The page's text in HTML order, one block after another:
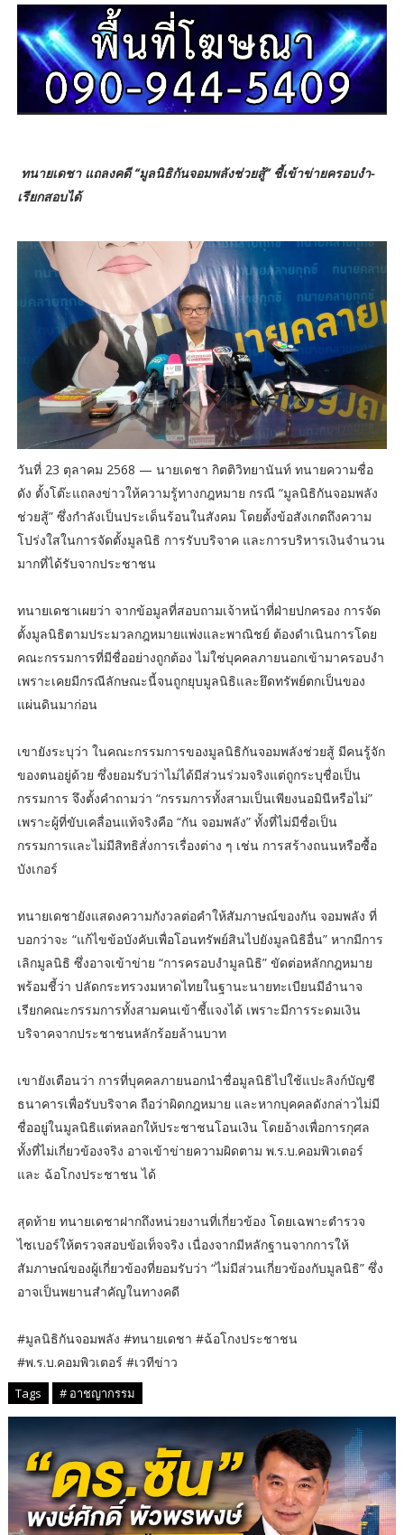
ทนายเดชา แถลงคดี “มูลนิธิกันจอมพลังช่วยสู้” ชี้เข้าข่ายครอบงำ-
เรียกสอบได้
วันที่ 23 ตุลาคม 2568 — นายเดชา กิตติวิทยานันท์ ทนายความชื่อ
ดัง ตั้งโต๊ะแถลงข่าวให้ความรู้ทางกฎหมาย กรณี “มูลนิธิกันจอมพลัง
ช่วยสู้” ซึ่งกำลังเป็นประเด็นร้อนในสังคม โดยตั้งข้อสังเกตถึงความ
โปร่งใสในการจัดตั้งมูลนิธิ การรับบริจาค และการบริหารเงินจำนวน
มากที่ได้รับจากประชาชน
ทนายเดชาเผยว่า จากข้อมูลที่สอบถามเจ้าหน้าที่ฝ่ายปกครอง การจัด
ตั้งมูลนิธิตามประมวลกฎหมายแพ่งและพาณิชย์ ต้องดำเนินการโดย
คณะกรรมการที่มีชื่ออย่างถูกต้อง ไม่ใช่บุคคลภายนอกเข้ามาครอบงำ
เพราะเคยมีกรณีลักษณะนี้จนถูกยุบมูลนิธิและยึดทรัพย์ตกเป็นของ
แผ่นดินมาก่อน
เขายังระบุว่า ในคณะกรรมการของมูลนิธิกันจอมพลังช่วยสู้ มีคนรู้จัก
ของตนอยู่ด้วย ซึ่งยอมรับว่าไม่ได้มีส่วนร่วมจริงแต่ถูกระบุชื่อเป็น
กรรมการ จึงตั้งคำถามว่า “กรรมการทั้งสามเป็นเพียงนอมินีหรือไม่”
เพราะผู้ที่ขับเคลื่อนแท้จริงคือ “กัน จอมพลัง” ทั้งที่ไม่มีชื่อเป็น
กรรมการและไม่มีสิทธิสั่งการเรื่องต่าง ๆ เช่น การสร้างถนนหรือซื้อ
บังเกอร์
ทนายเดชายังแสดงความกังวลต่อคำให้สัมภาษณ์ของกัน จอมพลัง ที่
บอกว่าจะ “แก้ไขข้อบังคับเพื่อโอนทรัพย์สินไปยังมูลนิธิอื่น” หากมีการ
เลิกมูลนิธิ ซึ่งอาจเข้าข่าย “การครอบงำมูลนิธิ” ขัดต่อหลักกฎหมาย
พร้อมชี้ว่า ปลัดกระทรวงมหาดไทยในฐานะนายทะเบียนมีอำนาจ
เรียกคณะกรรมการทั้งสามคนเข้าชี้แจงได้ เพราะมีการระดมเงิน
บริจาคจากประชาชนหลักร้อยล้านบาท
เขายังเตือนว่า การที่บุคคลภายนอกนำชื่อมูลนิธิไปใช้แปะลิงก์บัญชี
ธนาคารเพื่อรับบริจาค ถือว่าผิดกฎหมาย และหากบุคคลดังกล่าวไม่มี
ชื่ออยู่ในมูลนิธิแต่หลอกให้ประชาชนโอนเงิน โดยอ้างเพื่อการกุศล
ทั้งที่ไม่เกี่ยวข้องจริง อาจเข้าข่ายความผิดตาม พ.ร.บ.คอมพิวเตอร์
และ ฉ้อโกงประชาชน ได้
สุดท้าย ทนายเดชาฝากถึงหน่วยงานที่เกี่ยวข้อง โดยเฉพาะตำรวจ
ไซเบอร์ให้ตรวจสอบข้อเท็จจริง เนื่องจากมีหลักฐานจากการให้
สัมภาษณ์ของผู้เกี่ยวข้องที่ยอมรับว่า “ไม่มีส่วนเกี่ยวข้องกับมูลนิธิ” ซึ่ง
อาจเป็นพยานสำคัญในทางคดี
#มูลนิธิกันจอมพลัง #ทนายเดชา #ฉ้อโกงประชาชน
#พ.ร.บ.คอมพิวเตอร์ #เวทีข่าว
Tags # อาชญากรรม